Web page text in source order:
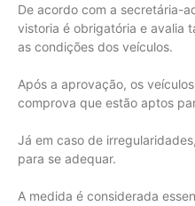
De acordo com a secretária-
vistoria é obrigatória e avalia
as condições dos veículos.
Após a aprovação, os
comprova que estão aptos
Já em caso de
para se adequar.
A medida é considerada